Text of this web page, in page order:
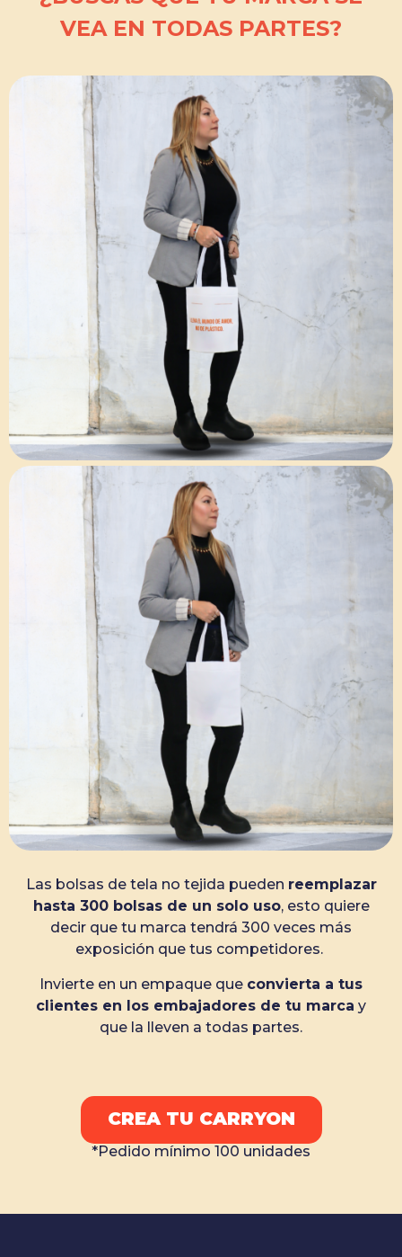
VEA EN TODAS PARTES?
Las bolsas de tela no tejida pueden reemplazar
hasta 300 bolsas de un solo uso, esto quiere
decir que tu marca tendrá 300 veces más
exposición que tus competidores.
Invierte en un empaque que convierta a tus
clientes en los embajadores de tu marca y
que la lleven a todas partes.
CREA TU CARRYON
*Pedido mínimo 100 unidades